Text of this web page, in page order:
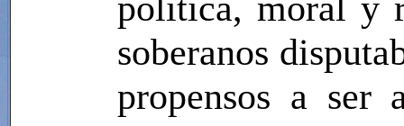
soberanos
propensos a